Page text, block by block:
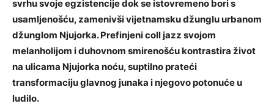
svrhu svoje egzistencije dok se istovremeno bori s
usamljenošću, zamenivši vijetnamsku džunglu urbanom
džunglom Njujorka. Prefinjeni coll jazz svojom
melanholijom i duhovnom smirenošću kontrastira život
na ulicama Njujorka noću, suptilno prateći
transformaciju glavnog junaka i njegovo potonuće u
ludilo.